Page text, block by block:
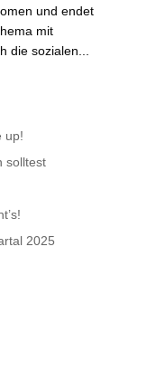
und endet
mit
die sozialen...
up!
solltest
2025